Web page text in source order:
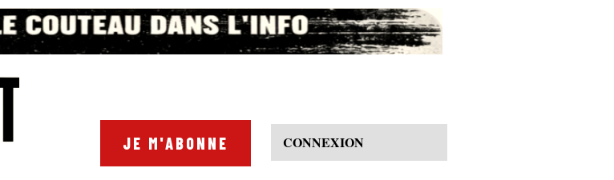
JE M'ABONNE CONNEXION